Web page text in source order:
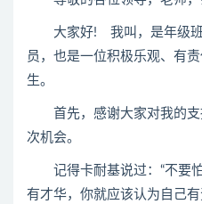
大家好! 我叫，是年级班
员，也是一位积极乐观、有
生。
首先，感谢大家对我的支
次机会。
记得卡耐基说过：“不要怕
有才华，你就应该认为自己有